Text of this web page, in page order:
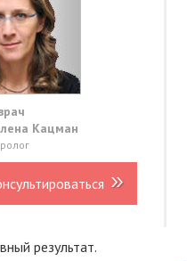
Кацман
результат.